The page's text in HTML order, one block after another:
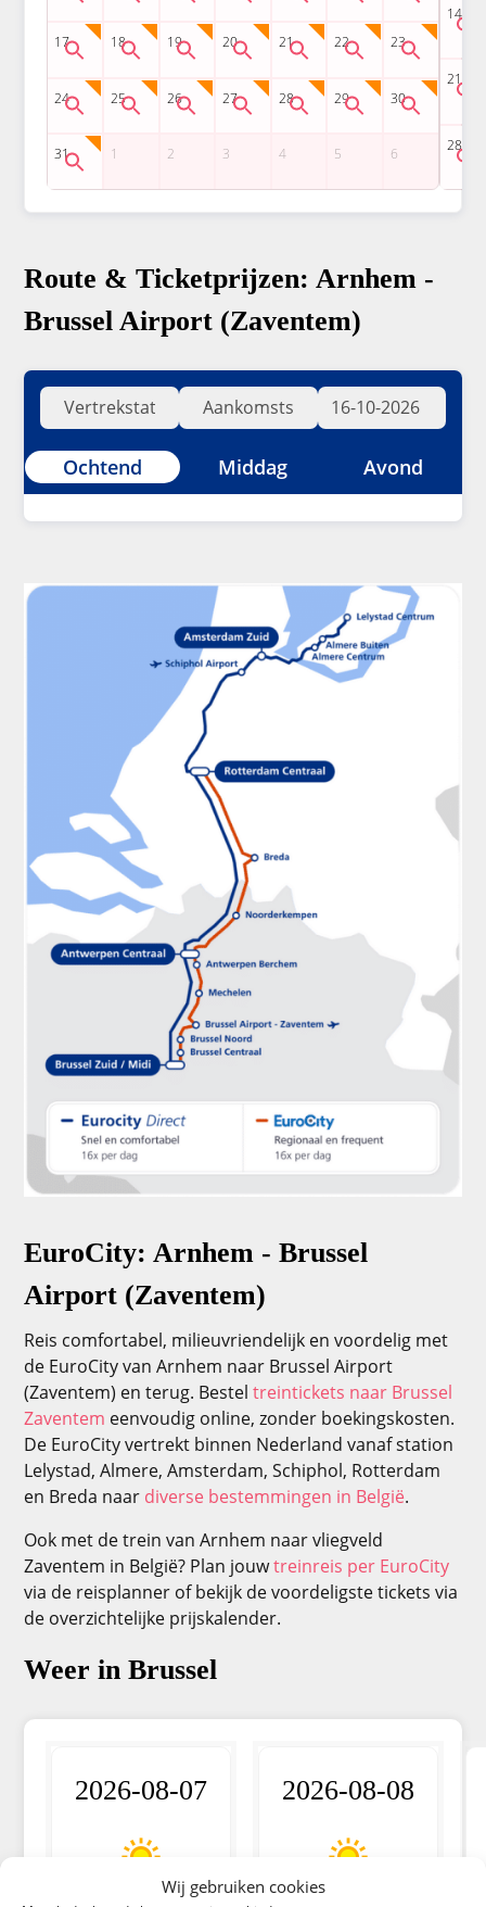
Wij gebruiken cookies
Route & Ticketprijzen: Arnhem -
Brussel Airport (Zaventem)
Ochtend Middag Avond
EuroCity: Arnhem - Brussel
Airport (Zaventem)
Reis comfortabel, milieuvriendelijk en voordelig met
de EuroCity van Arnhem naar Brussel Airport
(Zaventem) en terug. Besteltreintickets naar Brussel
Zaventem eenvoudig online, zonder boekingskosten.
De EuroCity vertrekt binnen Nederland vanaf station
Lelystad, Almere, Amsterdam, Schiphol, Rotterdam
en Breda naar diverse bestemmingen in België.
Ook met de trein van Arnhem naar vliegveld
Zaventem in België? Plan jouwtreinreis per EuroCity
via de reisplanner of bekijk de voordeligste tickets via
de overzichtelijke prijskalender.
Weer in Brussel
2026-08-07 2026-08-08